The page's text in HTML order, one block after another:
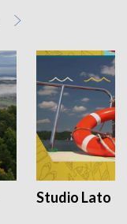
Studio Lato